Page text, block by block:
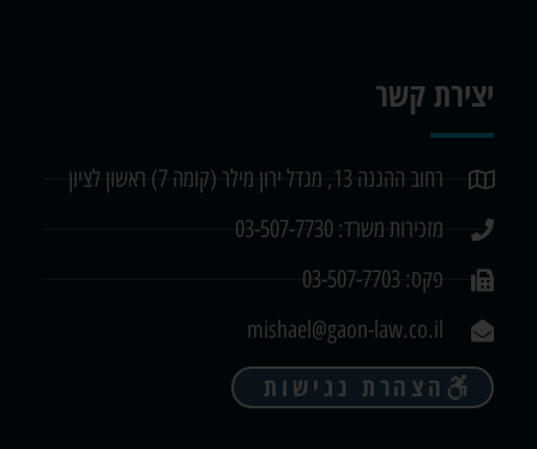
יצירת קשר
רחוב ההגנה 13, מגדל ירון מילר (קומה 7) ראשון לציון
מזכירות משרד: 03-507-7730
פקס: 03-507-7703
mishael@gaon-law.co.il
הצהרת נגישות